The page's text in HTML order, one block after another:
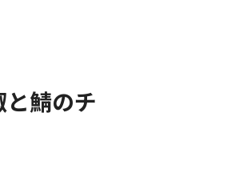
と鯖のチ